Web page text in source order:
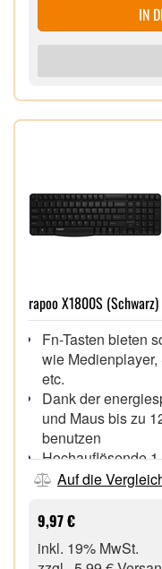
IN
rapoo X1800S (Schwarz)
Fn-Tasten bieten
wie
etc.
Dank der
und Maus bis zu
benutzen
Hochauflösende
NANO-
Auf die
9,97 €
inkl. 19% MwSt.